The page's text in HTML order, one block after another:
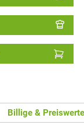
Billige &